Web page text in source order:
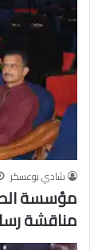
شادي بوعسكر
مؤسسة
مناقشة